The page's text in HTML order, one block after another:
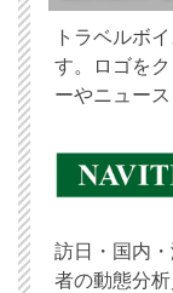
トラベルボ
す。ロゴを
ーやニュー
訪日・国内
者の動態分